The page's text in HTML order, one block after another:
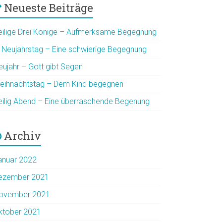
Neueste Beiträge
Drei Könige – Aufmerksame Begegnung
Neujahrstag – Eine schwierige Begegnung
– Gott gibt Segen
– Dem Kind begegnen
Abend – Eine überraschende Begenung
Archiv
2022
2021
2021
2021